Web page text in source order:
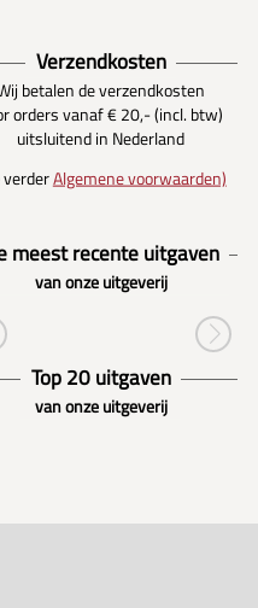
Verzendkosten
betalen de verzendkosten
orders vanaf € 20,- (incl. btw)
uitsluitend in Nederland
verderAlgemene voorwaarden)
meest recente uitgaven
van onze uitgeverij
Top 20 uitgaven
van onze uitgeverij